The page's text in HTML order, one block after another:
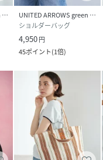
UNITED ARROWS green label relaxing
UNITED ARROWS green label relaxing
ショルダーバッグ
4,950円
45ポイント(1倍)